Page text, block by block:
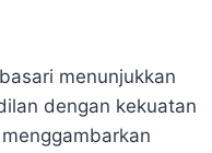
menunjukkan
dengan kekuatan